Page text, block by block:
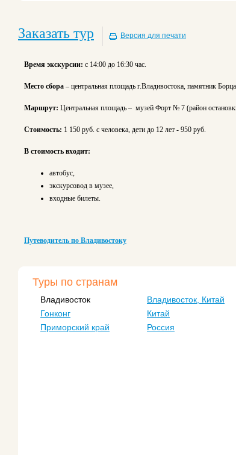
Заказать тур Версия для печати
Время экскурсии: с 14:00 до 16:30 час.
Место сбора – центральная площадь г.Владивостока, памятник
Маршрут: Центральная площадь – музей Форт № 7 (район
Стоимость: 1 150 руб. с человека, дети до 12 лет - 950 руб.
В стоимость входит:
автобус,
экскурсовод в музее,
входные билеты.
Путеводитель по Владивостоку
Туры по странам
Владивосток
Владивосток, Китай
Гонконг
Китай
Приморский край
Россия